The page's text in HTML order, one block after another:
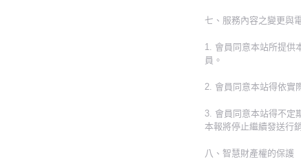
七、服務內容之變更與
1. 會員同意本站所提供
員。
2. 會員同意本站得依實
3. 會員同意本站得不定
本報將停止繼續發送行
八、智慧財產權的保護